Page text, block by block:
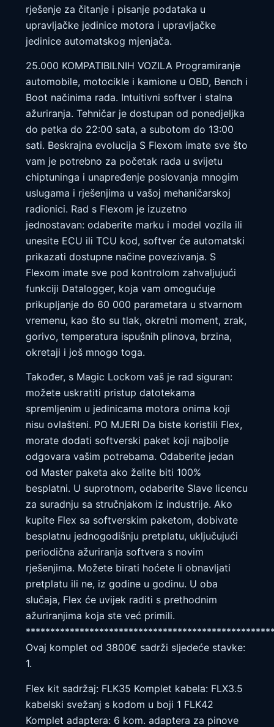
rješenje za čitanje i pisanje podataka u
upravljačke jedinice motora i upravljačke
jedinice automatskog mjenjača.
25.000 KOMPATIBILNIH VOZILA Programiranje
automobile, motocikle i kamione u OBD, Bench i
Boot načinima rada. Intuitivni softver i stalna
ažuriranja. Tehničar je dostupan od ponedjeljka
do petka do 22:00 sata, a subotom do 13:00
sati. Beskrajna evolucija S Flexom imate sve što
vam je potrebno za početak rada u svijetu
chiptuninga i unapređenje poslovanja mnogim
uslugama i rješenjima u vašoj mehaničarskoj
radionici. Rad s Flexom je izuzetno
jednostavan: odaberite marku i model vozila ili
unesite ECU ili TCU kod, softver će automatski
prikazati dostupne načine povezivanja. S
Flexom imate sve pod kontrolom zahvaljujući
funkciji Datalogger, koja vam omogućuje
prikupljanje do 60 000 parametara u stvarnom
vremenu, kao što su tlak, okretni moment, zrak,
gorivo, temperatura ispušnih plinova, brzina,
okretaji i još mnogo toga.
Također, s Magic Lockom vaš je rad siguran:
možete uskratiti pristup datotekama
spremljenim u jedinicama motora onima koji
nisu ovlašteni. PO MJERI Da biste koristili Flex,
morate dodati softverski paket koji najbolje
odgovara vašim potrebama. Odaberite jedan
od Master paketa ako želite biti 100%
besplatni. U suprotnom, odaberite Slave licencu
za suradnju sa stručnjakom iz industrije. Ako
kupite Flex sa softverskim paketom, dobivate
besplatnu jednogodišnju pretplatu, uključujući
periodična ažuriranja softvera s novim
rješenjima. Možete birati hoćete li obnavljati
pretplatu ili ne, iz godine u godinu. U oba
slučaja, Flex će uvijek raditi s prethodnim
ažuriranjima koja ste već primili.
Ovaj komplet od 3800€ sadrži sljedeće stavke:
1.
Flex kit sadržaj: FLK35 Komplet kabela: FLX3.5
kabelski svežanj s kodom u boji 1 FLK42
Komplet adaptera: 6 kom. adaptera za pinove